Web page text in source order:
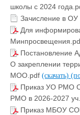
школы с 2024
Зачисление в ОУ
Для
Постановление
О закреплении
МОО.pdf (скачать)
Приказ УО РМО
РМО в 2026-2027
Приказ МБОУ